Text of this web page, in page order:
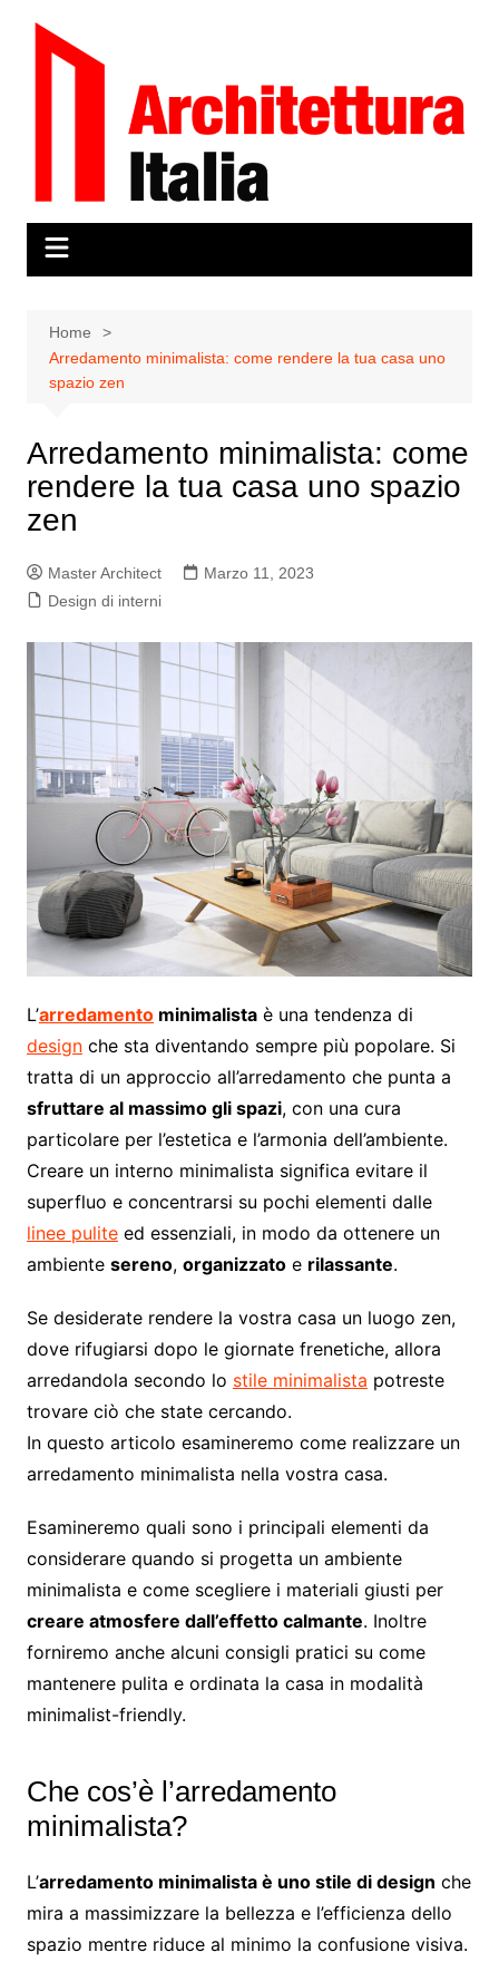
contenuto
Home
Arredamento minimalista: come rendere la tua casa uno
spazio zen
Arredamento minimalista: come
rendere la tua casa uno spazio
zen
Master Architect
Marzo 11, 2023
Design di interni
L’arredamentominimalistaè una tendenza di
designche sta diventando sempre più popolare. Si
tratta di un approccio all’arredamento che punta a
sfruttare al massimo gli spazi, con una cura
particolare per l’estetica e l’armonia dell’ambiente.
Creare un interno minimalista significa evitare il
superfluo e concentrarsi su pochi elementi dalle
linee puliteed essenziali, in modo da ottenere un
ambiente sereno, organizzatoe rilassante.
Se desiderate rendere la vostra casa un luogo zen,
dove rifugiarsi dopo le giornate frenetiche, allora
arredandola secondo lo stile minimalista potreste
trovare ciò che state cercando.
In questo articolo esamineremo come realizzare un
arredamento minimalista nella vostra casa.
Esamineremo quali sono i principali elementi da
considerare quando si progetta un ambiente
minimalista e come scegliere i materiali giusti per
creare atmosfere dall’effetto calmante. Inoltre
forniremo anche alcuni consigli pratici su come
mantenere pulita e ordinata la casa in modalità
minimalist-friendly.
Che cos’è l’arredamento
minimalista?
L’arredamento minimalista è uno stile di design che
mira a massimizzare la bellezza e l’efficienza dello
spazio mentre riduce al minimo la confusione visiva.